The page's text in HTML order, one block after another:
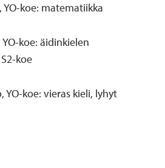
YO-koe: matematiikka
koe: äidinkielen
koe
YO-koe: vieras kieli, lyhyt